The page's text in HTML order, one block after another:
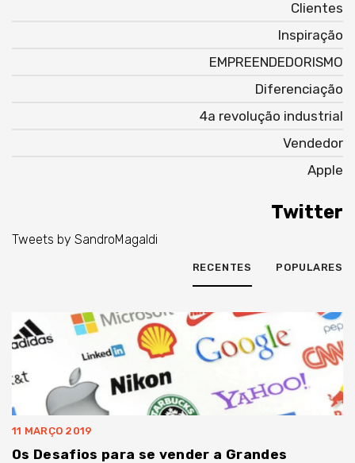
Clientes
Inspiração
EMPREENDEDORISMO
Diferenciação
4a revolução industrial
Vendedor
Apple
Twitter
Tweets by SandroMagaldi
POPULARES
RECENTES
11 MARÇO 2019
Os Desafios para se vender a Grandes